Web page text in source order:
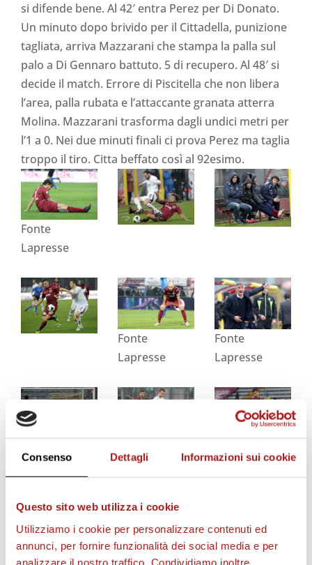
Consenso Dettagli Informazioni sui cookie
Questo sito web utilizza i cookie
Utilizziamo i cookie per personalizzare contenuti ed
annunci, per fornire funzionalità dei social media e per
analizzare il nostro traffico. Condividiamo inoltre
si difende bene. Al 42′ entra Perez per Di Donato.
Un minuto dopo brivido per il Cittadella, punizione
tagliata, arriva Mazzarani che stampa la palla sul
palo a Di Gennaro battuto. 5 di recupero. Al 48′ si
decide il match. Errore di Piscitella che non libera
l’area, palla rubata e l’attaccante granata atterra
Molina. Mazzarani trasforma dagli undici metri per
l’1 a 0. Nei due minuti finali ci prova Perez ma taglia
troppo il tiro. Citta beffato così al 92esimo.
Fonte
Lapresse
Fonte
Lapresse
Fonte
Lapresse
Lapresse
Lapresse
Fonte Fonte